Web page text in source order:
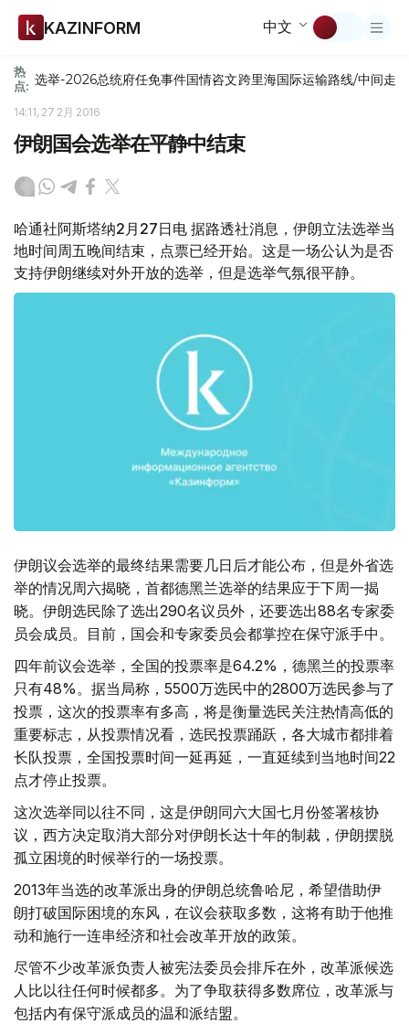
KAZINFORM 中文
热
点: 选举-2026总统府任免事件国情咨文跨里海国际运输路线/中间走廊
14:11, 27 2月 2016
伊朗国会选举在平静中结束
哈通社阿斯塔纳2月27日电 据路透社消息，伊朗立法选举当
地时间周五晚间结束，点票已经开始。这是一场公认为是否
支持伊朗继续对外开放的选举，但是选举气氛很平静。
伊朗议会选举的最终结果需要几日后才能公布，但是外省选
举的情况周六揭晓，首都德黑兰选举的结果应于下周一揭
晓。伊朗选民除了选出290名议员外，还要选出88名专家委
员会成员。目前，国会和专家委员会都掌控在保守派手中。
四年前议会选举，全国的投票率是64.2%，德黑兰的投票率
只有48%。据当局称，5500万选民中的2800万选民参与了
投票，这次的投票率有多高，将是衡量选民关注热情高低的
重要标志，从投票情况看，选民投票踊跃，各大城市都排着
长队投票，全国投票时间一延再延，一直延续到当地时间22
点才停止投票。
这次选举同以往不同，这是伊朗同六大国七月份签署核协
议，西方决定取消大部分对伊朗长达十年的制裁，伊朗摆脱
孤立困境的时候举行的一场投票。
2013年当选的改革派出身的伊朗总统鲁哈尼，希望借助伊
朗打破国际困境的东风，在议会获取多数，这将有助于他推
动和施行一连串经济和社会改革开放的政策。
尽管不少改革派负责人被宪法委员会排斥在外，改革派候选
人比以往任何时候都多。为了争取获得多数席位，改革派与
包括内有保守派成员的温和派结盟。